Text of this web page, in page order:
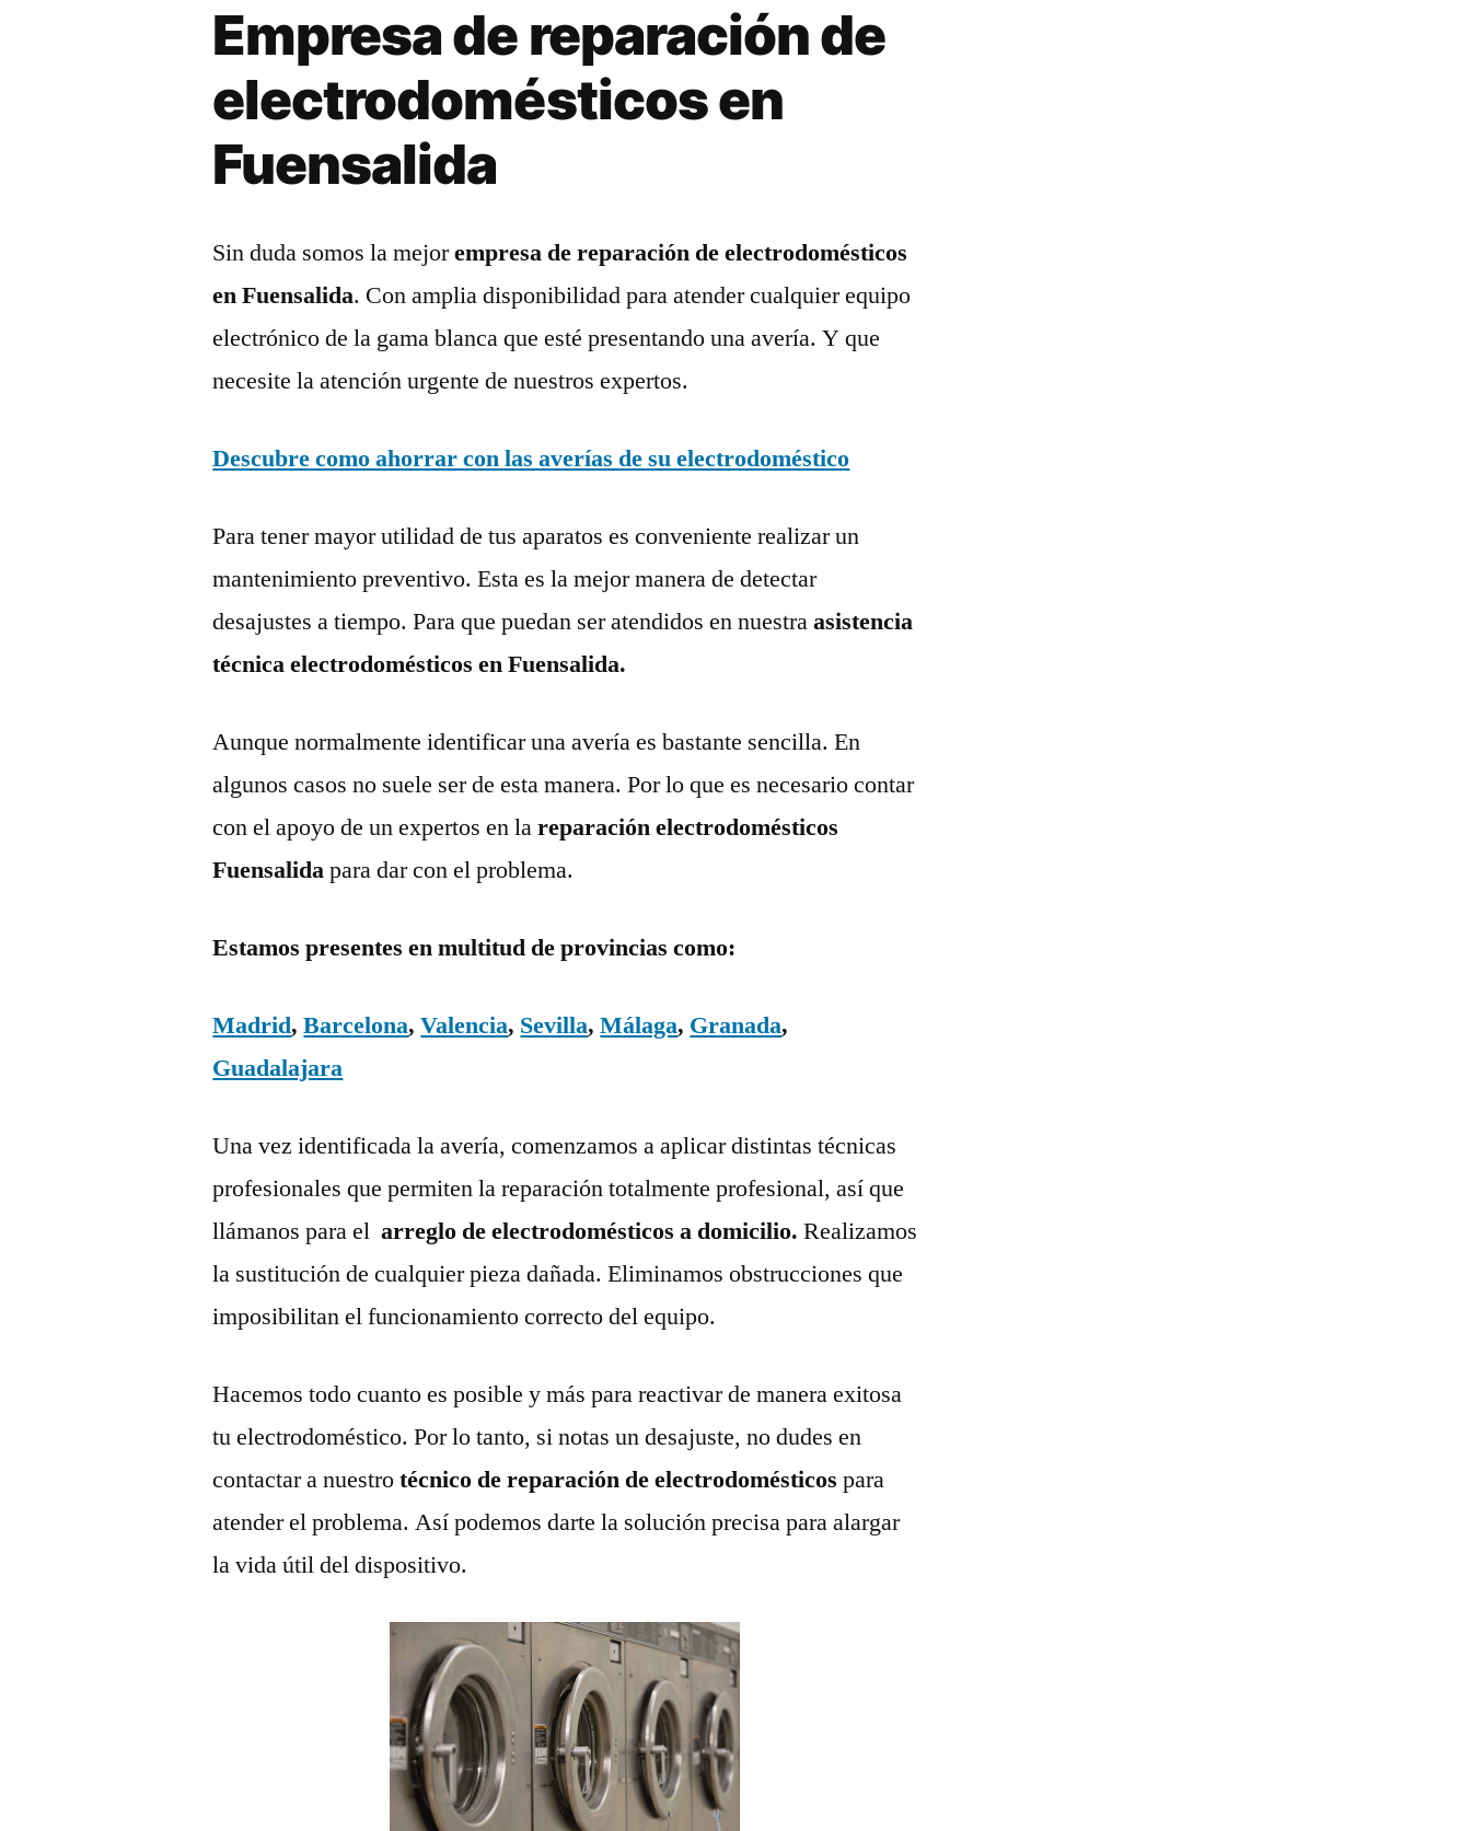
Empresa de reparación de
electrodomésticos en
Fuensalida
Sin duda somos la mejorempresa de reparación de electrodomésticos
en Fuensalida. Con amplia disponibilidad para atender cualquier equipo
electrónico de la gama blanca que esté presentando una avería. Y que
necesite la atención urgente de nuestros expertos.
Descubre como ahorrar con las averías de su electrodoméstico
Para tener mayor utilidad de tus aparatos es conveniente realizar un
mantenimiento preventivo. Esta es la mejor manera de detectar
desajustes a tiempo. Para que puedan ser atendidos en nuestraasistencia
técnica electrodomésticos en Fuensalida.
Aunque normalmente identificar una avería es bastante sencilla. En
algunos casos no suele ser de esta manera. Por lo que es necesario contar
con el apoyo de un expertos en lareparación electrodomésticos
Fuensalidapara dar con el problema.
Estamos presentes en multitud de provincias como:
Madrid,Barcelona,Valencia, Sevilla,Málaga, Granada,
Guadalajara
Una vez identificada la avería, comenzamos a aplicar distintas técnicas
profesionales que permiten la reparación totalmente profesional, así que
llámanos para el arreglo de electrodomésticos a domicilio.Realizamos
la sustitución de cualquier pieza dañada. Eliminamos obstrucciones que
imposibilitan el funcionamiento correcto del equipo.
Hacemos todo cuanto es posible y más para reactivar de manera exitosa
tu electrodoméstico. Por lo tanto, si notas un desajuste, no dudes en
contactar a nuestrotécnico de reparación de electrodomésticospara
atender el problema. Así podemos darte la solución precisa para alargar
la vida útil del dispositivo.